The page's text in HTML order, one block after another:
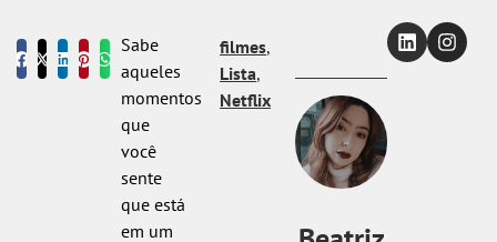
Sabe
aqueles
momentos
que
você
sente
que está
em um
filmes,
Lista,
Netflix